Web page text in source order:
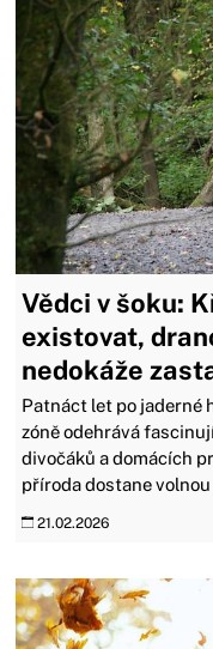
Vědci v šoku:
existovat,
nedokáže
Patnáct let po jaderné
zóně odehrává
divočáků a domácích
příroda dostane
21.02.2026